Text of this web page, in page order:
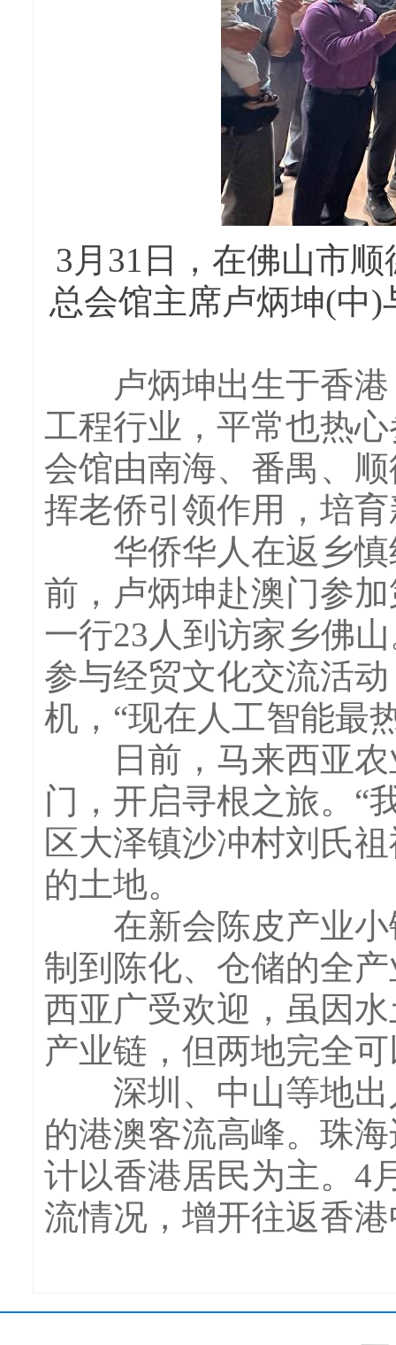
3月31日，在佛山市
总会馆主席卢炳坤(中
卢炳坤出生于香港
工程行业，平常也热
会馆由南海、番禺、
挥老侨引领作用，培
华侨华人在返乡慎
前，卢炳坤赴澳门参
一行23人到访家乡佛
参与经贸文化交流活
机，“现在人工智能最
日前，马来西亚农
门，开启寻根之旅。“
区大泽镇沙冲村刘氏
的土地。
在新会陈皮产业小
制到陈化、仓储的全
西亚广受欢迎，虽因
产业链，但两地完全
深圳、中山等地出
的港澳客流高峰。珠
计以香港居民为主。4
流情况，增开往返香